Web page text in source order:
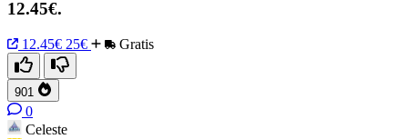
12.45€.
12.45€ 25€ Gratis
901
0
Celeste